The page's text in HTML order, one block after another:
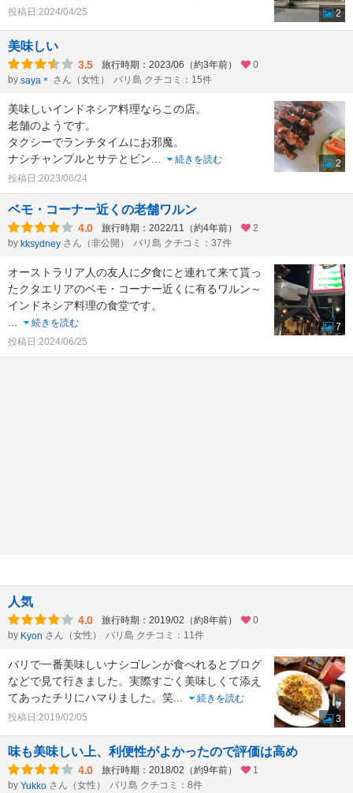
投稿日:2024/04/25
2
美味しい
3.5 旅行時期：2023/06（約3年前）
0
by saya＊ さん（女性） バリ島 クチコミ：15件
美味しいインドネシア料理ならこの店。
老舗のようです。
タクシーでランチタイムにお邪魔。
ナシチャンプルとサテとビン...
続きを読む
投稿日:2023/06/24
2
ベモ・コーナー近くの老舗ワルン
4.0 旅行時期：2022/11（約4年前）
2
by kksydney さん（非公開） バリ島 クチコミ：37件
オーストラリア人の友人に夕食にと連れて来て貰っ
たクタエリアのベモ・コーナー近くに有るワルン～
インドネシア料理の食堂です。
...
続きを読む
投稿日:2024/06/25
7
人気
4.0 旅行時期：2019/02（約8年前）
0
by Kyon さん（女性） バリ島 クチコミ：11件
バリで一番美味しいナシゴレンが食べれるとブログ
などで見て行きました。実際すごく美味しくて添え
てあったチリにハマりました。笑...
続きを読む
投稿日:2019/02/05
3
味も美味しい上、利便性がよかったので評価は高め
4.0 旅行時期：2018/02（約9年前）
1
by Yukko さん（女性） バリ島 クチコミ：8件